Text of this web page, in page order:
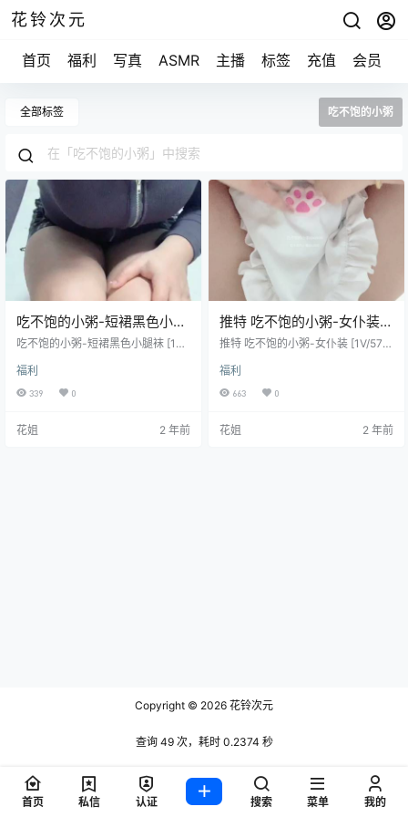
花铃次元
首页 福利 写真 ASMR 主播 标签 充值 会员
全部标签 吃不饱的小粥
吃不饱的小粥-短裙黑色小腿
袜 [1V/154M]
吃不饱的小粥-短裙黑色小腿袜 [1V/
福利
339 0
花姐 2 年前
推特 吃不饱的小粥-女仆装
[1V/579M]
推特 吃不饱的小粥-女仆装 [1V/579
福利
663 0
花姐 2 年前
Copyright © 2026 花铃次元
查询 49 次，耗时 0.2374 秒
首页 私信 认证 搜索 菜单 我的